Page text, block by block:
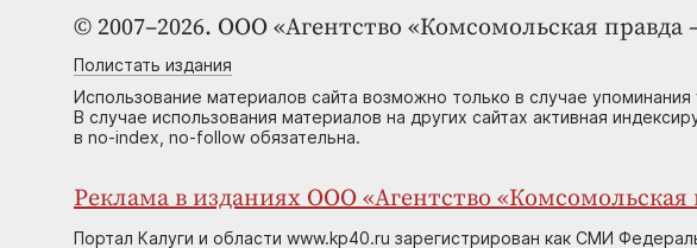
© 2007–2026. ООО «Агентство «Комсомольская правда
Полистать издания
Использование материалов сайта возможно только в случае
В случае использования материалов на других сайтах активная
в no-index, no-follow обязательна.
Реклама в изданиях ООО «Агентство «Комсомольская
Портал Калуги и области www.kp40.ru зарегистрирован как СМИ